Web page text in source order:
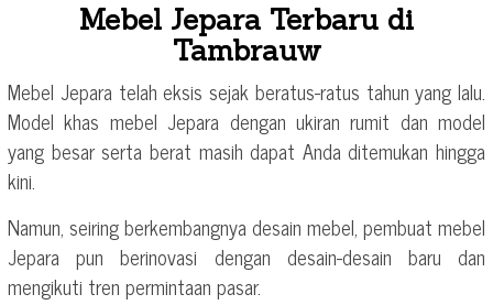
Mebel Jepara Terbaru di
Tambrauw
Mebel Jepara telah eksis sejak beratus-ratus tahun yang lalu.
Model khas mebel Jepara dengan ukiran rumit dan model
yang besar serta berat masih dapat Anda ditemukan hingga
kini.
Namun, seiring berkembangnya desain mebel, pembuat mebel
Jepara pun berinovasi dengan desain-desain baru dan
mengikuti tren permintaan pasar.